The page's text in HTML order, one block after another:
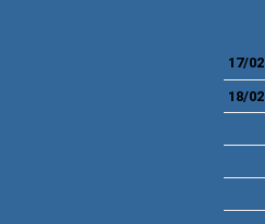
17/02
18/02